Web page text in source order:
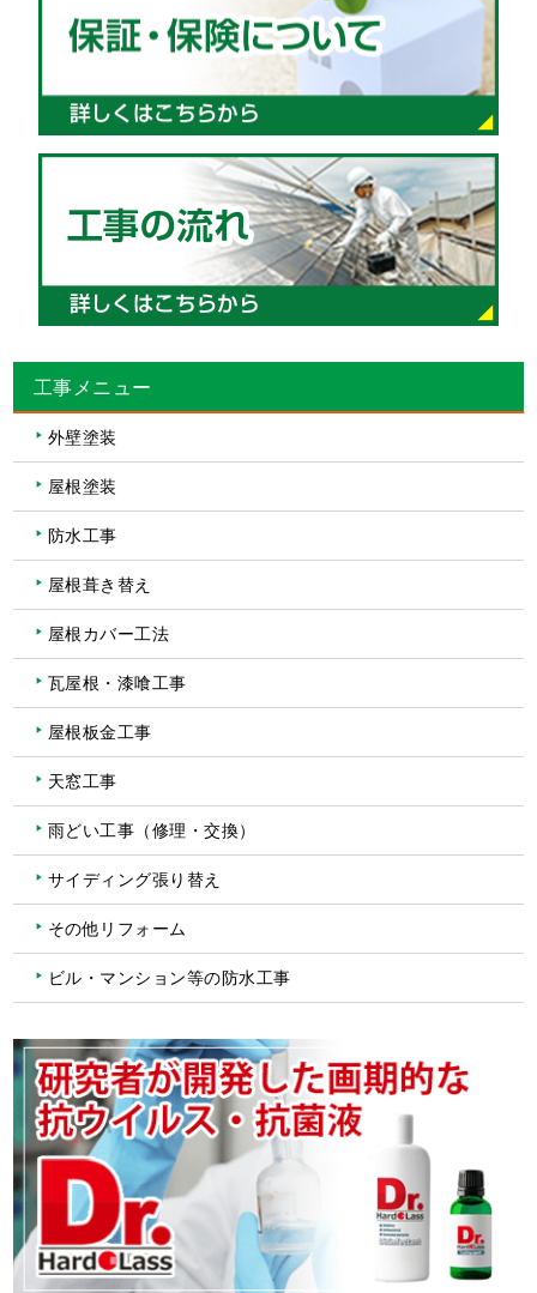
工事メニュー
外壁塗装
屋根塗装
防水工事
屋根葺き替え
屋根カバー工法
瓦屋根・漆喰工事
屋根板金工事
天窓工事
雨どい工事（修理・交換）
サイディング張り替え
その他リフォーム
ビル・マンション等の防水工事